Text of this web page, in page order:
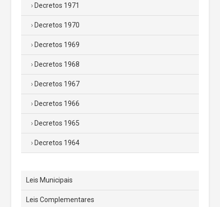
Decretos 1971
Decretos 1970
Decretos 1969
Decretos 1968
Decretos 1967
Decretos 1966
Decretos 1965
Decretos 1964
Leis Municipais
Leis Complementares